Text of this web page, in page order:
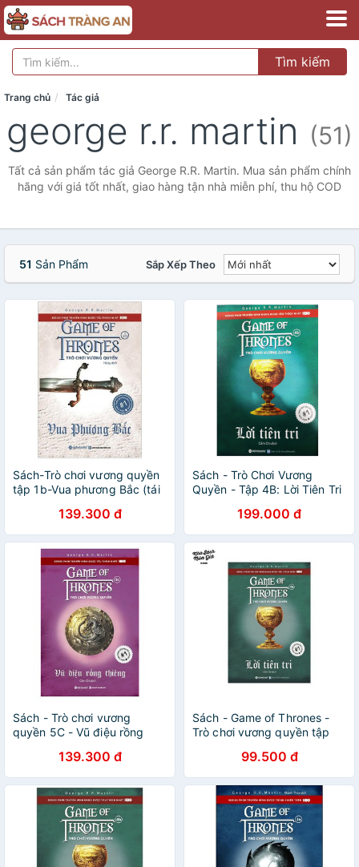
Tìm kiếm
Trang chủ Tác giả
george r.r. martin (51)
Tất cả sản phẩm tác giả George R.R. Martin. Mua sản phẩm chính
hãng với giá tốt nhất, giao hàng tận nhà miễn phí, thu hộ COD
51 Sản Phẩm Sắp Xếp Theo
Sách-Trò chơi vương quyền
tập 1b-Vua phương Bắc (tái
139.300 đ
Sách - Trò Chơi Vương
Quyền - Tập 4B: Lời Tiên Tri
199.000 đ
Sách - Trò chơi vương
quyền 5C - Vũ điệu rồng
139.300 đ
Sách - Game of Thrones -
Trò chơi vương quyền tập
99.500 đ